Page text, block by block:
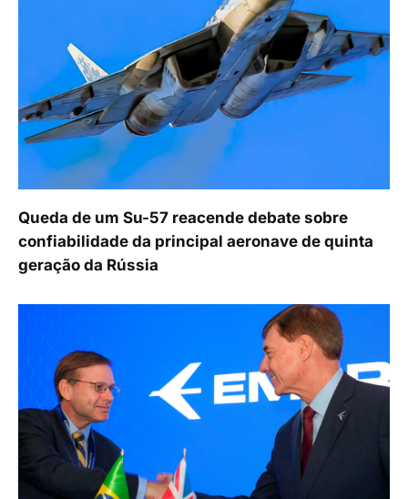
Queda de um Su-57 reacende debate sobre
confiabilidade da principal aeronave de quinta
geração da Rússia